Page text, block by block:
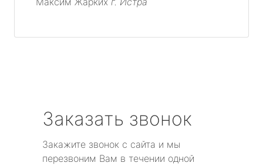
Заказать звонок
Закажите звонок с сайта и мы
перезвоним Вам в течении одной